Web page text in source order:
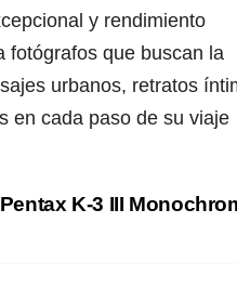
y rendimiento
fotógrafos que buscan la
urbanos, retratos
en cada paso de su viaje
Pentax K-3 III